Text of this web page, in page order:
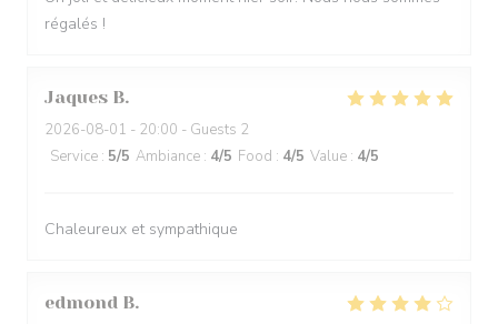
régalés !
Jaques B
2026-08-01 - 20:00 - Guests 2
Service : 5/5 Ambiance : 4/5 Food : 4/5 Value : 4/5
Chaleureux et sympathique
edmond B